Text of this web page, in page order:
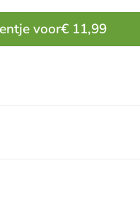
voor€ 11,99